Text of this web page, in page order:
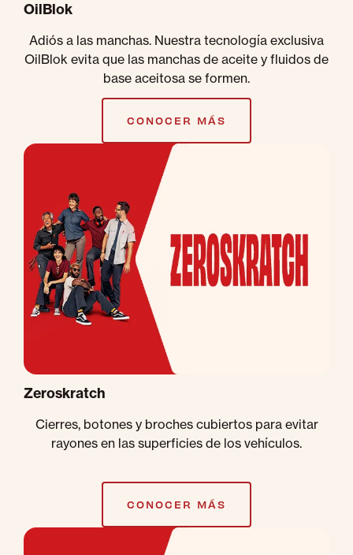
OilBlok
Adiós a las manchas. Nuestra tecnología exclusiva
OilBlok evita que las manchas de aceite y fluidos de
base aceitosa se formen.
CONOCER MÁS
Zeroskratch
Cierres, botones y broches cubiertos para evitar
rayones en las superficies de los vehículos.
CONOCER MÁS